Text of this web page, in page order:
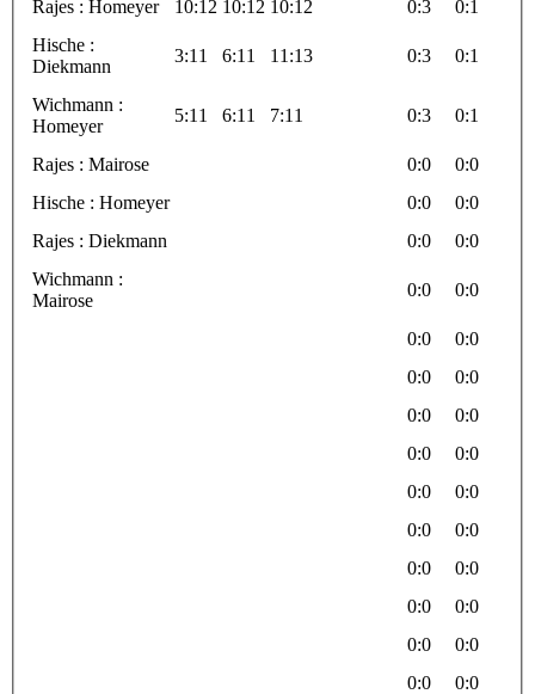
Rajes : Homeyer 10:12 10:12 10:12 0:3
0:1
Hische :
Diekmann
3:11 6:11 11:13 0:3 0:1
Wichmann :
Homeyer
5:11 6:11 7:11 0:3 0:1
Rajes : Mairose 0:0
0:0
Hische : Homeyer
0:0
0:0
Rajes : Diekmann
0:0
0:0
Wichmann :
Mairose
0:0 0:0
0:0
0:0
0:0
0:0
0:0
0:0
0:0
0:0
0:0
0:0
0:0
0:0
0:0
0:0
0:0
0:0
0:0
0:0
0:0
0:0